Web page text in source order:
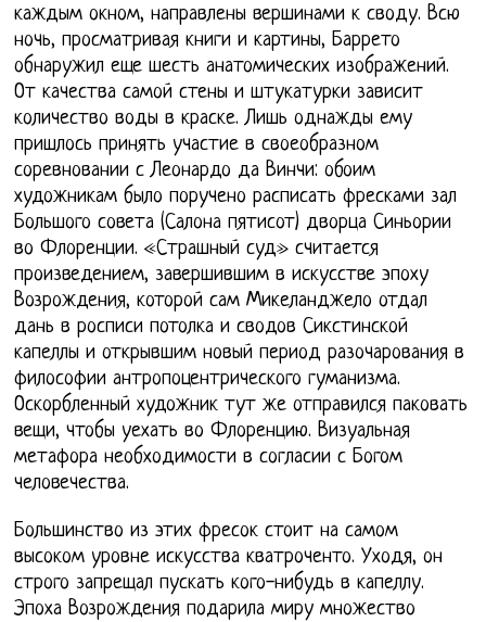
каждым окном, направлены вершинами к своду. Всю
ночь, просматривая книги и картины, Баррето
обнаружил еще шесть анатомических изображений.
От качества самой стены и штукатурки зависит
количество воды в краске. Лишь однажды ему
пришлось принять участие в своеобразном
соревновании с Леонардо да Винчи: обоим
художникам было поручено расписать фресками зал
Большого совета (Салона пятисот) дворца Синьории
во Флоренции. «Страшный суд» считается
произведением, завершившим в искусстве эпоху
Возрождения, которой сам Микеланджело отдал
дань в росписи потолка и сводов Сикстинской
капеллы и открывшим новый период разочарования в
философии антропоцентрического гуманизма.
Оскорбленный художник тут же отправился паковать
вещи, чтобы уехать во Флоренцию. Визуальная
метафора необходимости в согласии с Богом
человечества.
Большинство из этих фресок стоит на самом
высоком уровне искусства кватроченто. Уходя, он
строго запрещал пускать кого-нибудь в капеллу.
Эпоха Возрождения подарила миру множество